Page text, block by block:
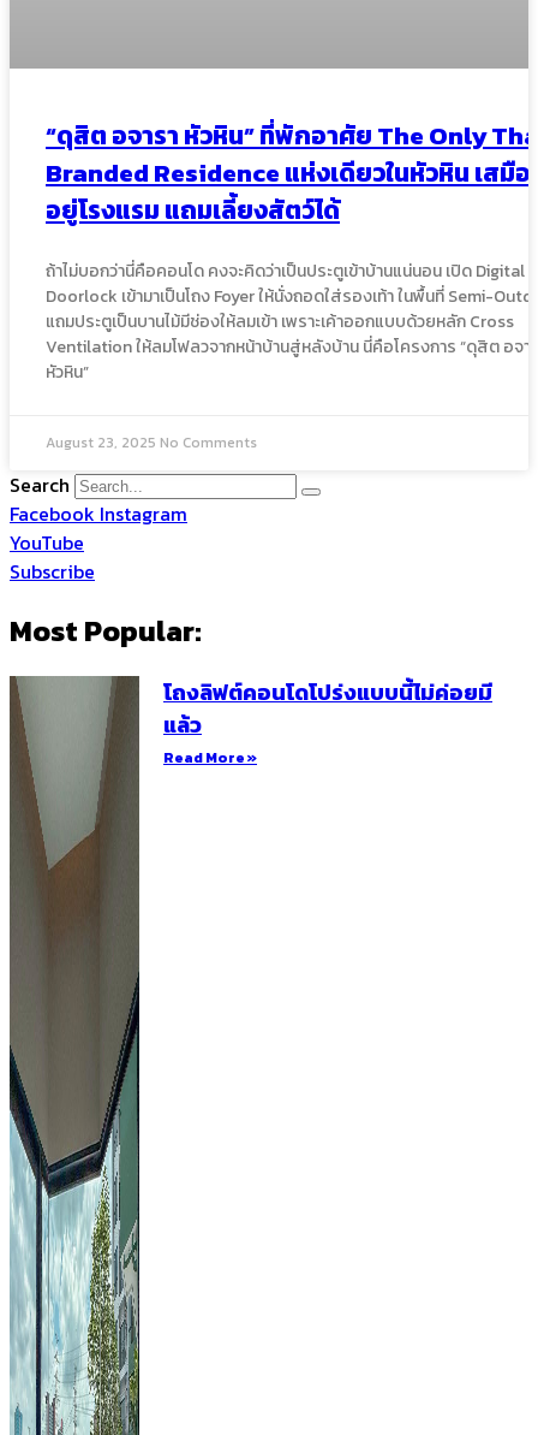
“ดุสิต อจารา หัวหิน” ที่พักอาศัย The Only
Branded Residence แห่งเดียวในหัวหิน เสมื
อยู่โรงแรม แถมเลี้ยงสัตว์ได้
ถ้าไม่บอกว่านี่คือคอนโด คงจะคิดว่าเป็นประตูเข้าบ้านแน่นอน เปิด Digital
Doorlock เข้ามาเป็นโถง Foyer ให้นั่งถอดใส่รองเท้า ในพื้นที่ Semi-
แถมประตูเป็นบานไม้มีช่องให้ลมเข้า เพราะเค้าออกแบบด้วยหลัก Cross
Ventilation ให้ลมโฟลวจากหน้าบ้านสู่หลังบ้าน นี่คือโครงการ “ดุสิต อจา
หัวหิน”
August 23, 2025 No Comments
Search
Facebook Instagram
YouTube
Subscribe
Most Popular:
โถงลิฟต์คอนโดโปร่งแบบนี้ไม่ค่อยมี
แล้ว
Read More »